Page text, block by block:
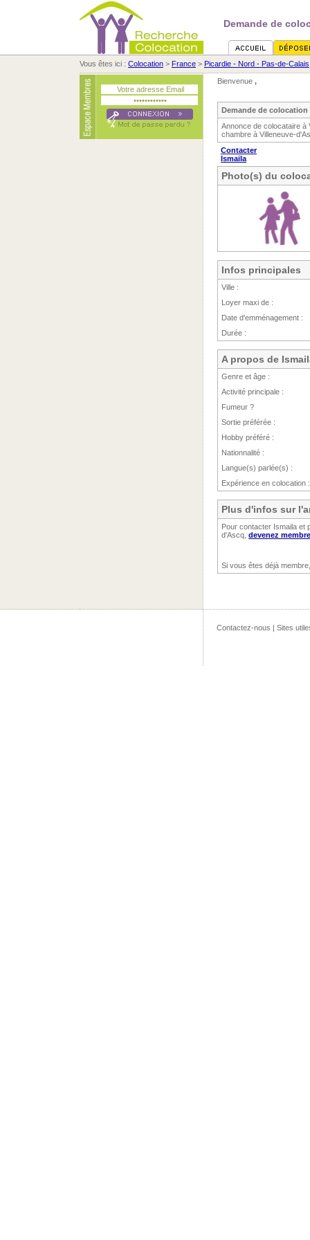
Demande de
Vous êtes ici : Colocation > France > Picardie - Nord - Pas-de-Calais
Bienvenue ,
Demande de colocation
Annonce de colocataire à
chambre à Villeneuve-
Contacter
Ismaila
Photo(s) du
Infos principales
Ville :
Loyer maxi de :
Date d'emménagement :
Durée :
A propos de
Genre et âge :
Activité principale :
Fumeur ?
Sortie préférée :
Hobby préféré :
Nationnalité :
Langue(s) parlée(s) :
Expérience en colocation :
Plus d'infos sur
Pour contacter Ismaila et
d'Ascq, devenez
Si vous êtes déjà
Contactez-nous | Sites